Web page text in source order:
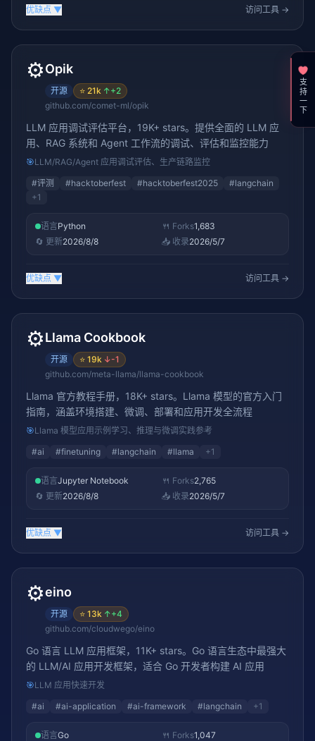
优缺点 ▼ 访问工具 →
⚙️Opik
开源 ⭐ 21k ↑+2
github.com/comet-ml/opik
LLM 应用调试评估平台，19K+ stars。提供全面的 LLM 应
用、RAG 系统和 Agent 工作流的调试、评估和监控能力
🎯LLM/RAG/Agent 应用调试评估、生产链路监控
#评测 #hacktoberfest #hacktoberfest2025 #langchain
+1
语言Python 🍴 Forks1,683
🔄 更新2026/8/8 📥 收录2026/5/7
优缺点 ▼ 访问工具 →
⚙️Llama Cookbook
开源 ⭐ 19k ↓-1
github.com/meta-llama/llama-cookbook
Llama 官方教程手册，18K+ stars。Llama 模型的官方入门
指南，涵盖环境搭建、微调、部署和应用开发全流程
🎯Llama 模型应用示例学习、推理与微调实践参考
#ai #finetuning #langchain #llama +1
语言Jupyter Notebook 🍴 Forks2,765
🔄 更新2026/8/8 📥 收录2026/5/7
优缺点 ▼ 访问工具 →
⚙️eino
开源 ⭐ 13k ↑+4
github.com/cloudwego/eino
Go 语言 LLM 应用框架，11K+ stars。Go 语言生态中最强大
的 LLM/AI 应用开发框架，适合 Go 开发者构建 AI 应用
🎯LLM 应用快速开发
#ai #ai-application #ai-framework #langchain +1
语言Go 🍴 Forks1,047
支持一下